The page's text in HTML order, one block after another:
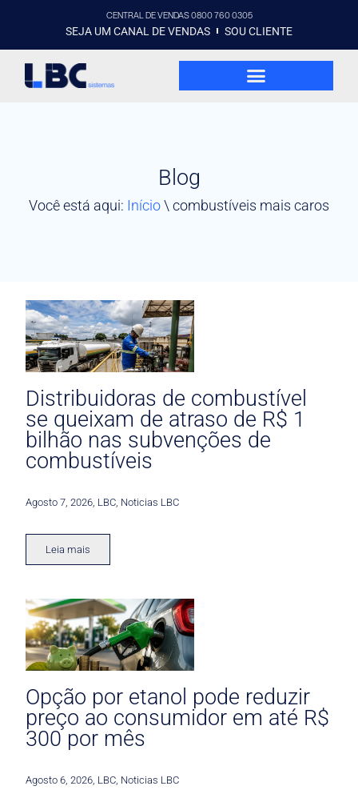
CENTRAL DE VENDAS 0800 760 0305
SEJA UM CANAL DE VENDAS SOU CLIENTE
Blog
Você está aqui: Início\ combustíveis mais caros
Distribuidoras de combustível
se queixam de atraso de R$ 1
bilhão nas subvenções de
combustíveis
Agosto 7, 2026 LBC Noticias LBC
Leia mais
Opção por etanol pode reduzir
preço ao consumidor em até R$
300 por mês
Agosto 6, 2026 LBC Noticias LBC